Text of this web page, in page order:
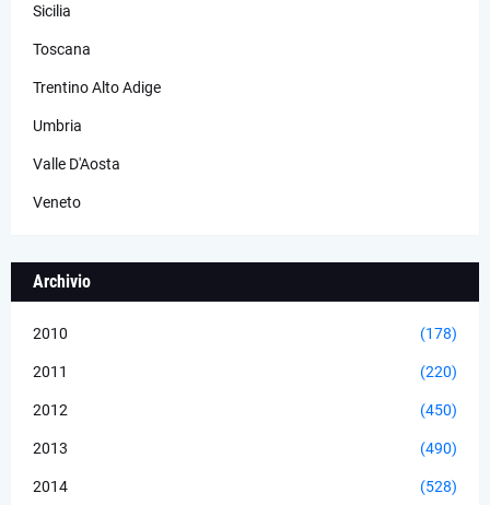
Sicilia
Toscana
Trentino Alto Adige
Umbria
Valle D'Aosta
Veneto
Archivio
2010 (178)
2011 (220)
2012 (450)
2013 (490)
2014 (528)